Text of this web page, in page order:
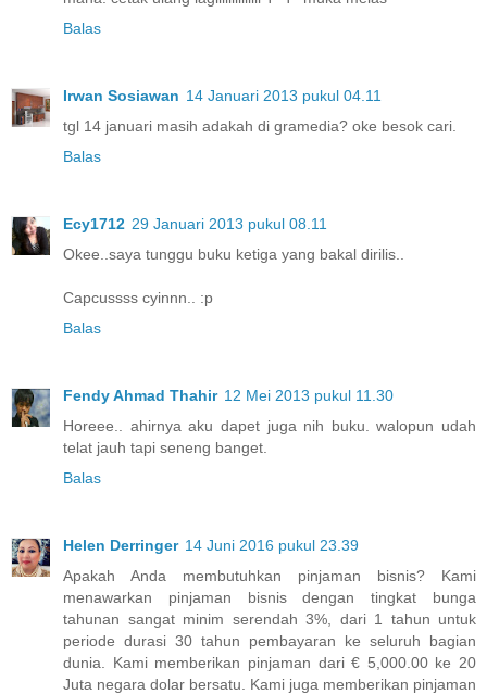
Balas
Irwan Sosiawan 14 Januari 2013 pukul 04.11
tgl 14 januari masih adakah di gramedia? oke besok cari.
Balas
Ecy1712 29 Januari 2013 pukul 08.11
Okee..saya tunggu buku ketiga yang bakal dirilis..
Capcussss cyinnn.. :p
Balas
Fendy Ahmad Thahir 12 Mei 2013 pukul 11.30
Horeee.. ahirnya aku dapet juga nih buku. walopun udah
telat jauh tapi seneng banget.
Balas
Helen Derringer 14 Juni 2016 pukul 23.39
Apakah Anda membutuhkan pinjaman bisnis? Kami
menawarkan pinjaman bisnis dengan tingkat bunga
tahunan sangat minim serendah 3%, dari 1 tahun untuk
periode durasi 30 tahun pembayaran ke seluruh bagian
dunia. Kami memberikan pinjaman dari € 5,000.00 ke 20
Juta negara dolar bersatu. Kami juga memberikan pinjaman